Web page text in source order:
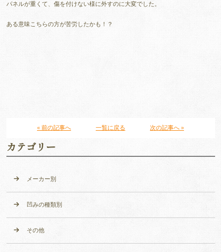
パネルが重くて、傷を付けない様に外すのに大変でした。
ある意味こちらの方が苦労したかも！？
« 前の記事へ 一覧に戻る 次の記事へ »
カテゴリー
メーカー別
凹みの種類別
その他